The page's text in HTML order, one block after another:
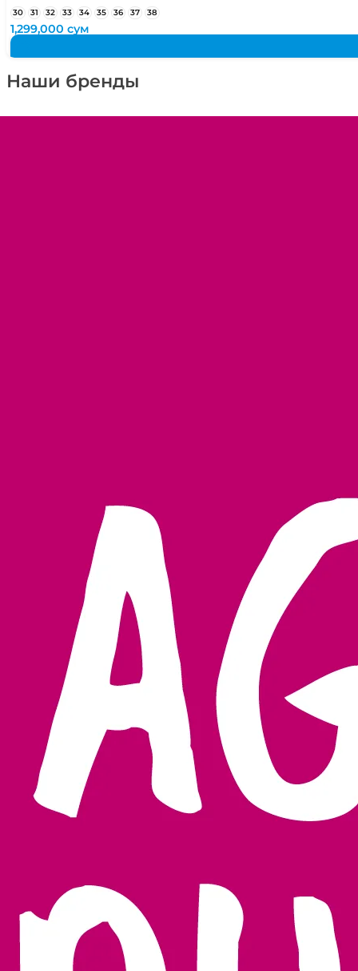
30 31 32 33 34 35 36 37 38
1,299,000сум
Наши бренды